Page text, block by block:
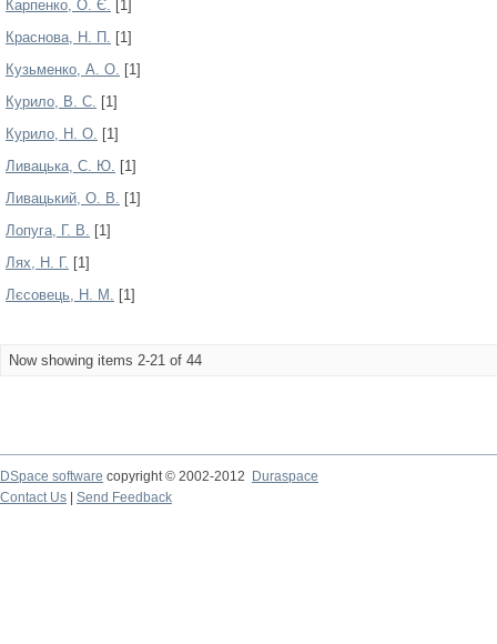
Карпенко, О. Є. [1]
Краснова, Н. П. [1]
Кузьменко, А. О. [1]
Курило, В. С. [1]
Курило, Н. О. [1]
Ливацька, С. Ю. [1]
Ливацький, О. В. [1]
Лопуга, Г. В. [1]
Лях, Н. Г. [1]
Лєсовець, Н. М. [1]
Now showing items 2-21 of 44
DSpace software copyright © 2002-2012
Duraspace
Contact Us
Send Feedback